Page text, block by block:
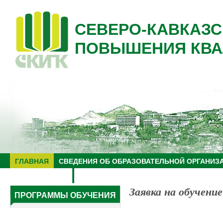
СЕВЕРО-
ПОВЫШЕНИЯ
ГЛАВНАЯ
СВЕДЕНИЯ ОБ ОБРАЗОВАТЕЛЬНОЙ
ПРОГРАММЫ ОБУЧЕНИЯ Заявка на обучение